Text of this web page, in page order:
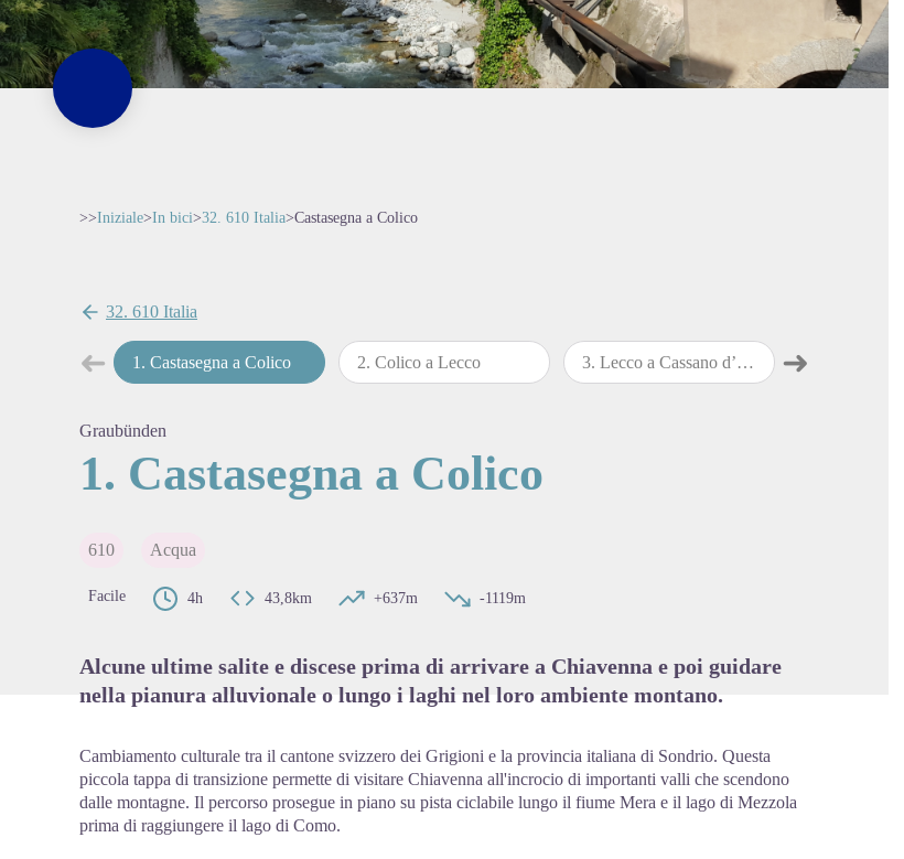
>>Iniziale>In bici>32. 610 Italia>Castasegna a Colico
32. 610 Italia
➜Passo precedente
1 . Castasegna a Colico 2.Colico a Lecco 3.Lecco a Cassano d’Adda ➜Passo successivo
Graubünden
1. Castasegna a Colico
610 Acqua
Facile 4h 43,8km +637m -1119m
Alcune ultime salite e discese prima di arrivare a Chiavenna e poi guidare
nella pianura alluvionale o lungo i laghi nel loro ambiente montano.
Cambiamento culturale tra il cantone svizzero dei Grigioni e la provincia italiana di Sondrio. Questa
piccola tappa di transizione permette di visitare Chiavenna all'incrocio di importanti valli che scendono
dalle montagne. Il percorso prosegue in piano su pista ciclabile lungo il fiume Mera e il lago di Mezzola
prima di raggiungere il lago di Como.